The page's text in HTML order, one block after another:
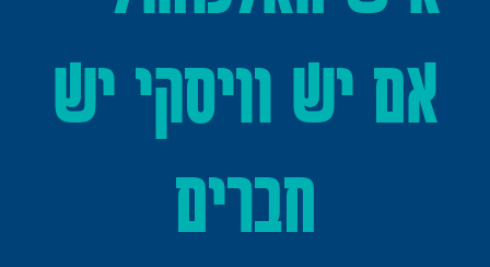
אם יש וויסקי יש
חברים